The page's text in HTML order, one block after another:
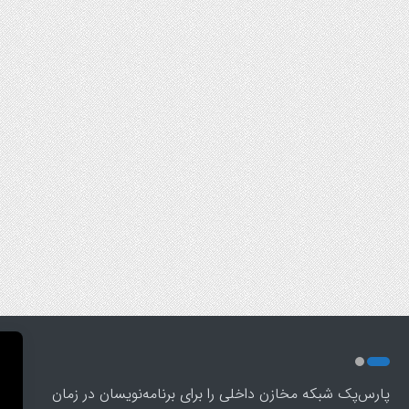
پارس‌پک شبکه مخازن داخلی را برای برنامه‌نویسان در زمان